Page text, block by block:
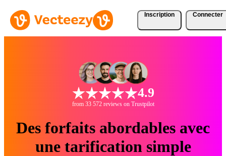
Inscription Connecter
4.9
from 33 572 reviews on Trustpilot
Des forfaits abordables avec
une tarification simple